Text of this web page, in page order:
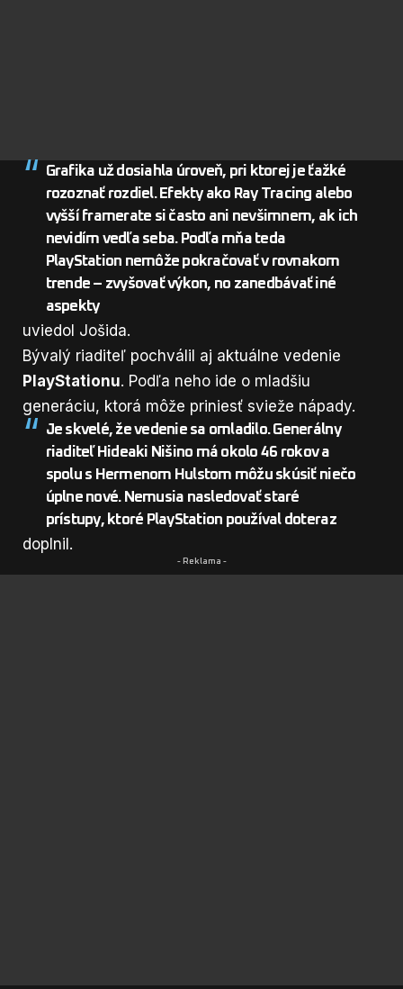
Grafika už dosiahla úroveň, pri ktorej je ťažké
rozoznať rozdiel. Efekty ako Ray Tracing alebo
vyšší framerate si často ani nevšimnem, ak ich
nevidím vedľa seba. Podľa mňa teda
PlayStation nemôže pokračovať v rovnakom
trende – zvyšovať výkon, no zanedbávať iné
aspekty
uviedol Jošida.
Bývalý riaditeľ pochválil aj aktuálne vedenie
PlayStationu. Podľa neho ide o mladšiu
generáciu, ktorá môže priniesť svieže nápady.
Je skvelé, že vedenie sa omladilo. Generálny
riaditeľ Hideaki Nišino má okolo 46 rokov a
spolu s Hermenom Hulstom môžu skúsiť niečo
úplne nové. Nemusia nasledovať staré
prístupy, ktoré PlayStation používal doteraz
doplnil.
- Reklama -